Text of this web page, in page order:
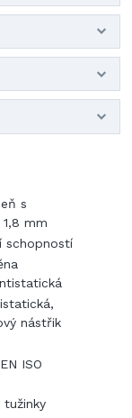
s
mm
schopností
nástřik
ISO
tužinky